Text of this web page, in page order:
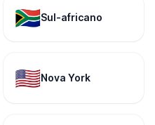
🇿🇦Sul-africano
🇺🇸Nova York